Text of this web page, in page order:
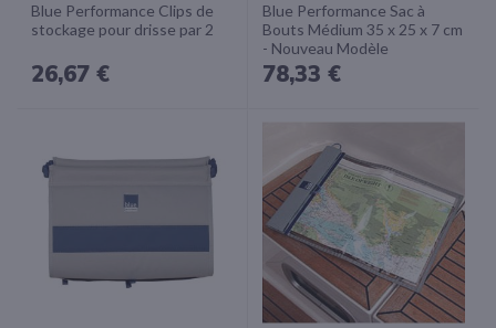
Blue Performance Clips de
stockage pour drisse par 2
26,67 €
Blue Performance Sac à
Bouts Médium 35 x 25 x 7 cm
- Nouveau Modèle
78,33 €